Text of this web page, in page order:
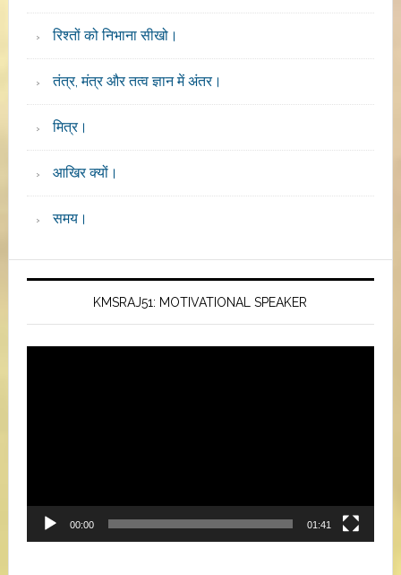
रिश्तों को निभाना सीखो।
तंत्र, मंत्र और तत्व ज्ञान में अंतर।
मित्र।
आखिर क्यों।
समय।
KMSRAJ51: MOTIVATIONAL SPEAKER
00:00 01:41